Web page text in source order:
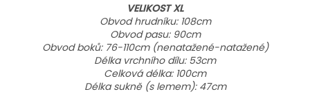
VELIKOST XL
Obvod hrudníku: 108cm
Obvod pasu: 90cm
Obvod boků: 76-110cm (nenatažené-natažené)
Délka vrchního dílu: 53cm
Celková délka: 100cm
Délka sukně (s lemem): 47cm